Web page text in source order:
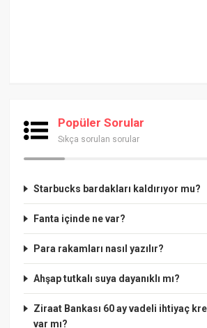
Popüler Sorular
Sıkça sorulan sorular
Starbucks bardakları kaldırıyor mu?
Fanta içinde ne var?
Para rakamları nasıl yazılır?
Ahşap tutkalı suya dayanıklı mı?
Ziraat Bankası 60 ay vadeli ihtiyaç
var mı?